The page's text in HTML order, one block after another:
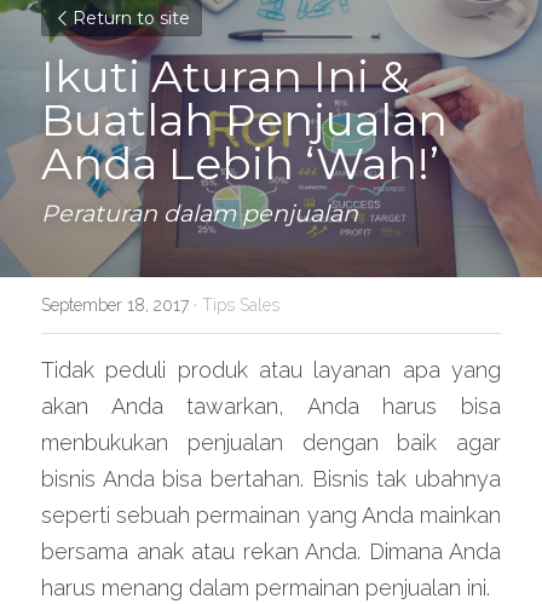
Return to site
Ikuti Aturan Ini &
Buatlah Penjualan
Anda Lebih ‘Wah!’
Peraturan dalam penjualan
September 18, 2017 · Tips Sales
Tidak peduli produk atau layanan apa yang
akan Anda tawarkan, Anda harus bisa
menbukukan penjualan dengan baik agar
bisnis Anda bisa bertahan. Bisnis tak ubahnya
seperti sebuah permainan yang Anda mainkan
bersama anak atau rekan Anda. Dimana Anda
harus menang dalam permainan penjualan ini.